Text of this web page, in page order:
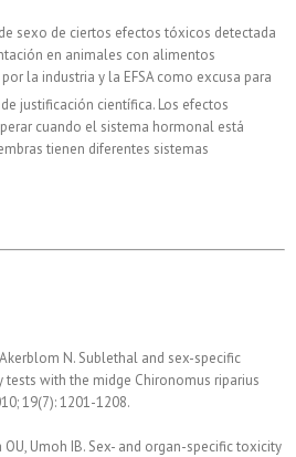
sexo de ciertos efectos tóxicos detectada
en animales con alimentos
la industria y la EFSA como excusa para
justificación científica. Los efectos
cuando el sistema hormonal está
tienen diferentes sistemas
N. Sublethal and sex-specific
with the midge Chironomus riparius
19(7): 1201-1208.
Umoh IB. Sex- and organ-specific toxicity